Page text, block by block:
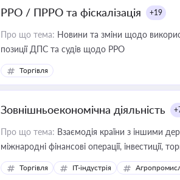
РРО / ПРРО та фіскалізація +19
Про що тема: Новини та зміни щодо використання
позиції ДПС та судів щодо РРО
Торгівля
Зовнішньоекономічна діяльність
Про що тема: Взаємодія країни з іншими
міжнародні фінансові операції, інвестиції,
Торгівля IT-індустрія